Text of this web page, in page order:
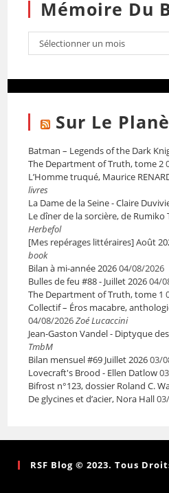
Mémoire Du
Sélectionner un mois
Sur Le
Batman – Legends of the Dark
The Department of Truth, tome 2
L’Homme truqué, Maurice
livres
La Dame de la Seine - Claire
Le dîner de la sorcière, de Rumiko
Herbefol
[Mes repérages littéraires] Août
book
Bilan à mi-année 202604/08/2026
Bulles de feu #88 - Juillet 202604/
The Department of Truth, tome 1
Collectif – Éros macabre,
04/08/2026Zoé Lucaccini
Jean-Gaston Vandel - Diptyque
TmbM
Bilan mensuel #69 Juillet 202603/
Lovecraft's Brood - Ellen Datlow
Bifrost n°123, dossier Roland C.
De glycines et d’acier, Nora Hall
RSF Blog © 2023. Tous